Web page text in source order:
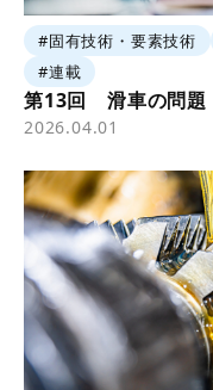
#固有技術・要素技術
#連載
第13回 滑車の問題
2026.04.01